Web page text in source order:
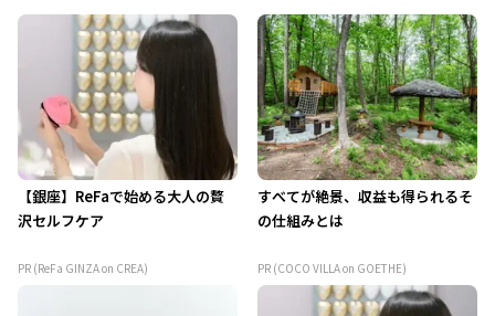
【銀座】ReFaで始める大人の贅
沢セルフケア
PR (ReFa GINZA on CREA)
すべてが絶景、収益も得られるそ
の仕組みとは
PR (COCO VILLA on GOETHE)